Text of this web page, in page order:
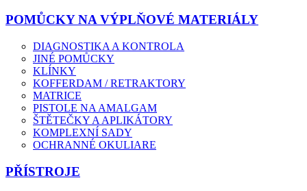
POMŮCKY NA VÝPLŇOVÉ MATERIÁLY
DIAGNOSTIKA A KONTROLA
JINÉ POMŮCKY
KLÍNKY
KOFFERDAM / RETRAKTORY
MATRICE
PISTOLE NA AMALGAM
ŠTĚTEČKY A APLIKÁTORY
KOMPLEXNÍ SADY
OCHRANNÉ OKULIARE
PŘÍSTROJE